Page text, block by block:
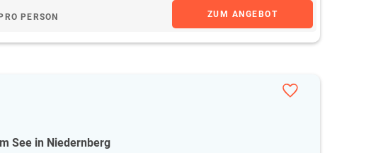
PRO PERSON ZUM ANGEBOT
See in Niedernberg